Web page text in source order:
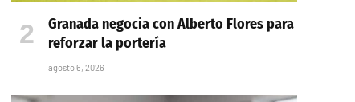
Granada negocia con Alberto Flores para
reforzar la portería
agosto 6, 2026